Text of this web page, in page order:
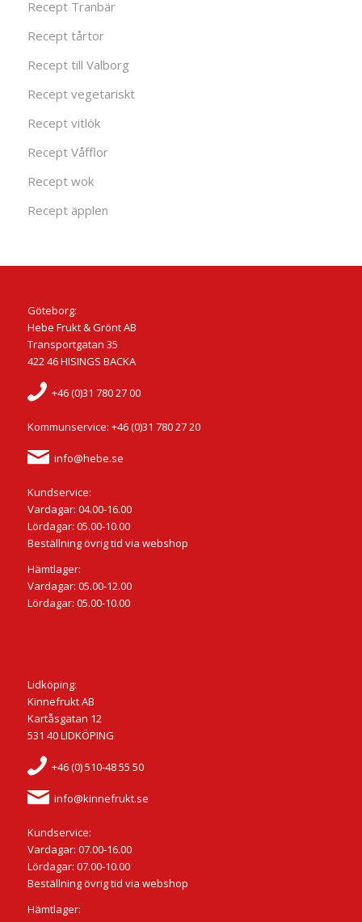
Recept Tranbär
Recept tårtor
Recept till Valborg
Recept vegetariskt
Recept vitlök
Recept Våfflor
Recept wok
Recept äpplen
Göteborg:
Hebe Frukt & Grönt AB
Transportgatan 35
422 46 HISINGS BACKA
+46 (0)31 780 27 00
Kommunservice: +46 (0)31 780 27 20
info@hebe.se
Kundservice:
Vardagar: 04.00-16.00
Lördagar: 05.00-10.00
Beställning övrig tid via webshop
Hämtlager:
Vardagar: 05.00-12.00
Lördagar: 05.00-10.00
Lidköping:
Kinnefrukt AB
Kartåsgatan 12
531 40 LIDKÖPING
+46 (0) 510-48 55 50
info@kinnefrukt.se
Kundservice:
Vardagar: 07.00-16.00
Lördagar: 07.00-10.00
Beställning övrig tid via webshop
Hämtlager: